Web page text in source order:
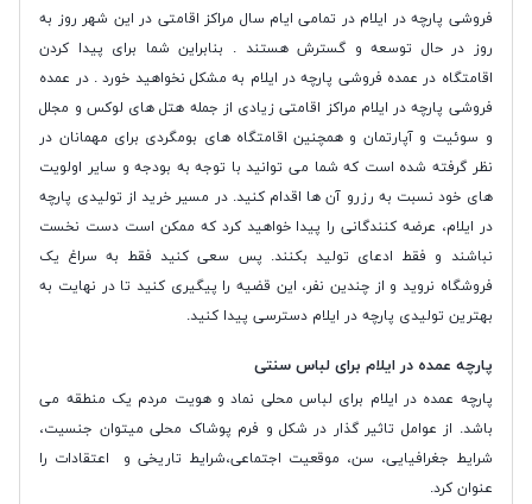
فروشی پارچه در ایلام در تمامی ایام سال مراکز اقامتی در این شهر روز به
روز در حال توسعه و گسترش هستند . بنابراین شما برای پیدا کردن
اقامتگاه در عمده فروشی پارچه در ایلام به مشکل نخواهید خورد . در عمده
فروشی پارچه در ایلام مراکز اقامتی زیادی از جمله هتل های لوکس و مجلل
و سوئیت و آپارتمان و همچنین اقامتگاه های بومگردی برای مهمانان در
نظر گرفته شده است که شما می توانید با توجه به بودجه و سایر اولویت
های خود نسبت به رزرو آن ها اقدام کنید. در مسیر خرید از تولیدی پارچه
در ایلام، عرضه کنندگانی را پیدا خواهید کرد که ممکن است دست نخست
نباشند و فقط ادعای تولید بکنند. پس سعی کنید فقط به سراغ یک
فروشگاه نروید و از چندین نفر، این قضیه را پیگیری کنید تا در نهایت به
بهترین تولیدی پارچه در ایلام دسترسی پیدا کنید.
پارچه عمده در ایلام برای لباس سنتی
پارچه عمده در ایلام برای لباس محلی نماد و هویت مردم یک منطقه می
باشد. از عوامل تاثیر گذار در شکل و فرم پوشاک محلی میتوان جنسیت،
شرایط جغرافیایی، سن، موقعیت اجتماعی،شرایط تاریخی و اعتقادات را
عنوان کرد.